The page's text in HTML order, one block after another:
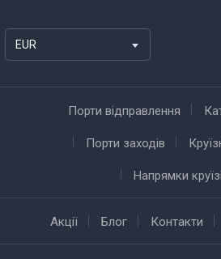
EUR
Порти відправлення
Порти заходів
Напрямки
Акції Блог Контакти